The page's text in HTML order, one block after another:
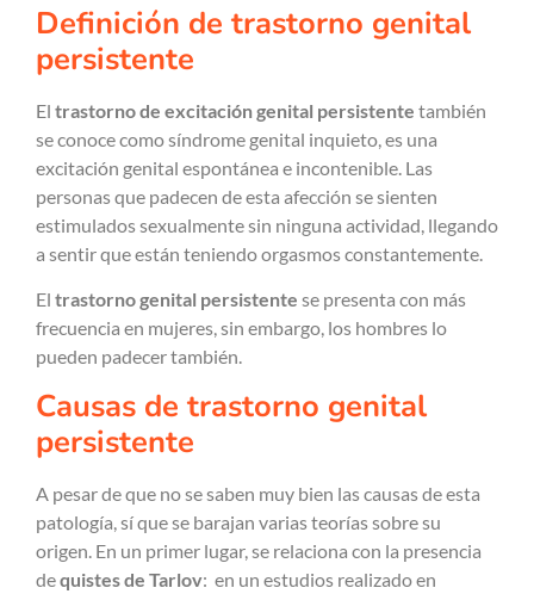
Definición de trastorno genital
persistente
El trastorno de excitación genital persistente también
se conoce como síndrome genital inquieto, es una
excitación genital espontánea e incontenible. Las
personas que padecen de esta afección se sienten
estimulados sexualmente sin ninguna actividad, llegando
a sentir que están teniendo orgasmos constantemente.
El trastorno genital persistente se presenta con más
frecuencia en mujeres, sin embargo, los hombres lo
pueden padecer también.
Causas de trastorno genital
persistente
A pesar de que no se saben muy bien las causas de esta
patología, sí que se barajan varias teorías sobre su
origen. En un primer lugar, se relaciona con la presencia
dequistes de Tarlov: en un estudios realizado en